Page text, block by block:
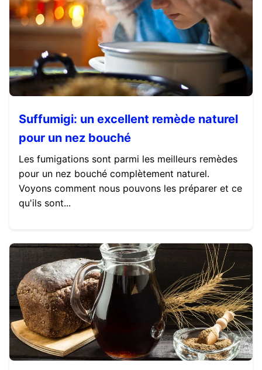
Suffumigi: un excellent remède naturel
pour un nez bouché
Les fumigations sont parmi les meilleurs remèdes
pour un nez bouché complètement naturel.
Voyons comment nous pouvons les préparer et ce
qu'ils sont...